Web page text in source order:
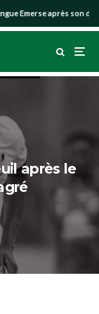
Emerse après son
après le